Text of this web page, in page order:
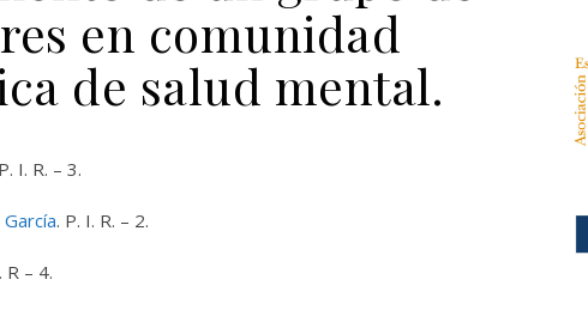
en comunidad
de salud mental.
I. R. – 3.
. P. I. R. – 2.
R – 4.